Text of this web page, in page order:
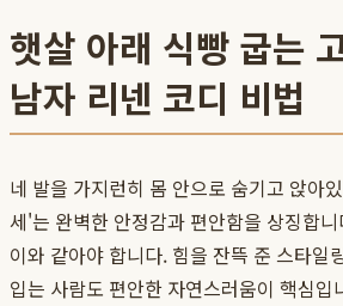
햇살 아래 식빵 굽는
남자 리넨 코디 비법
네 발을 가지런히 몸 안으로 숨기고 앉아
세'는 완벽한 안정감과 편안함을 상징합
이와 같아야 합니다. 힘을 잔뜩 준 스타일
입는 사람도 편안한 자연스러움이 핵심입